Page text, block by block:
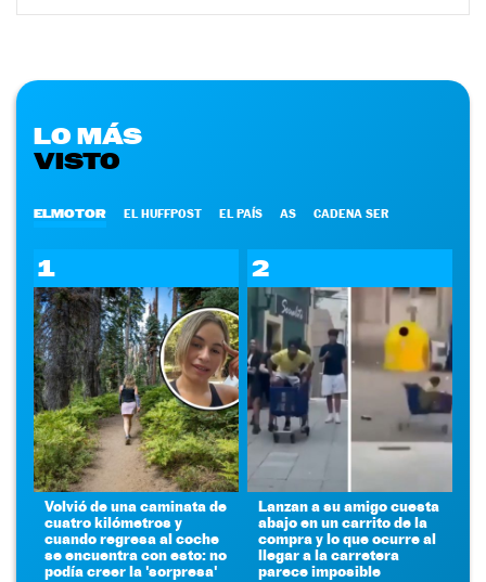
LO MÁS
VISTO
ELMOTOR EL HUFFPOST EL PAÍS AS CADENA SER
1
Volvió de una caminata de
cuatro kilómetros y
cuando regresa al coche
se encuentra con esto: no
podía creer la 'sorpresa'
2
Lanzan a su amigo cuesta
abajo en un carrito de la
compra y lo que ocurre al
llegar a la carretera
parece imposible